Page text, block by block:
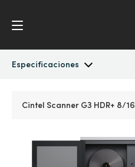
Especificaciones
Austria
Cintel Scanner G3 HDR+ 8/16